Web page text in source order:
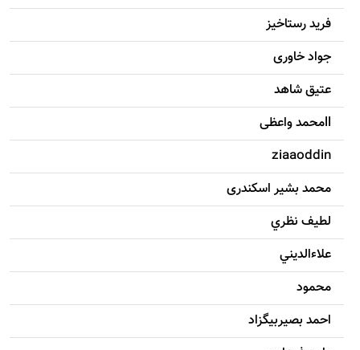
فرید رستاخیز
جواد خاوری
عتیق شاهد
llمحمد واعظی
ziaaoddin
محمد بشیر اسکندری
لطيف نظري
علاءالديني
محمود
احمد بصيربيگزاد